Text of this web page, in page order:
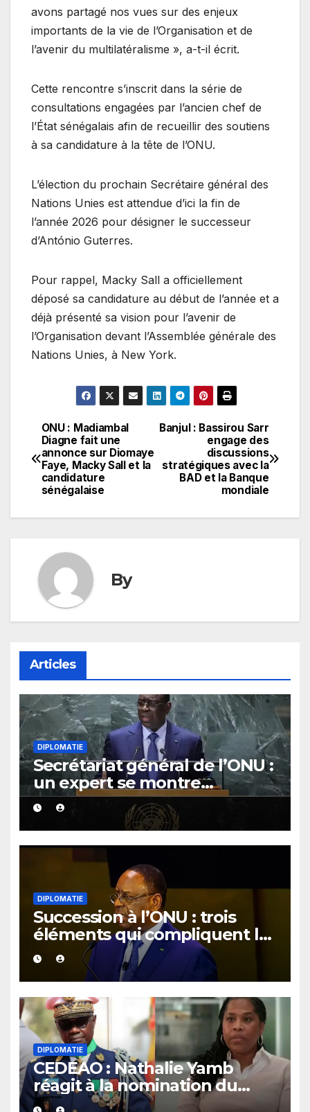
avons partagé nos vues sur des enjeux
importants de la vie de l’Organisation et de
l’avenir du multilatéralisme », a-t-il écrit.
Cette rencontre s’inscrit dans la série de
consultations engagées par l’ancien chef de
l’État sénégalais afin de recueillir des soutiens
à sa candidature à la tête de l’ONU.
L’élection du prochain Secrétaire général des
Nations Unies est attendue d’ici la fin de
l’année 2026 pour désigner le successeur
d’António Guterres.
Pour rappel, Macky Sall a officiellement
déposé sa candidature au début de l’année et a
déjà présenté sa vision pour l’avenir de
l’Organisation devant l’Assemblée générale des
Nations Unies, à New York.
Navigation
de
l’article
Banjul : Bassirou Sarr
engage des
discussions
stratégiques avec la
BAD et la Banque
mondiale
ONU : Madiambal
Diagne fait une
annonce sur Diomaye
Faye, Macky Sall et la
candidature
sénégalaise
By
Articles
DIPLOMATIE
Secrétariat général de l’ONU :
un expert se montre
optimiste quant aux chances
de Macky Sall
DIPLOMATIE
Succession à l’ONU : trois
éléments qui compliquent la
candidature de Macky Sall
DIPLOMATIE
CEDEAO : Nathalie Yamb
réagit à la nomination du
général Birame Diop à la